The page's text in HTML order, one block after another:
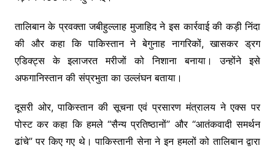
तालिबान के प्रवक्ता जबीहुल्लाह मुजाहिद ने इस कार्रवाई की कड़ी निंदा
की और कहा कि पाकिस्तान ने बेगुनाह नागरिकों, खासकर ड्रग
एडिक्ट्स के इलाजरत मरीजों को निशाना बनाया। उन्होंने इसे
अफगानिस्तान की संप्रभुता का उल्लंघन बताया।
दूसरी ओर, पाकिस्तान की सूचना एवं प्रसारण मंत्रालय ने एक्स पर
पोस्ट कर कहा कि हमले “सैन्य प्रतिष्ठानों” और “आतंकवादी समर्थन
ढांचे” पर किए गए थे। पाकिस्तानी सेना ने इन हमलों को तालिबान द्वारा